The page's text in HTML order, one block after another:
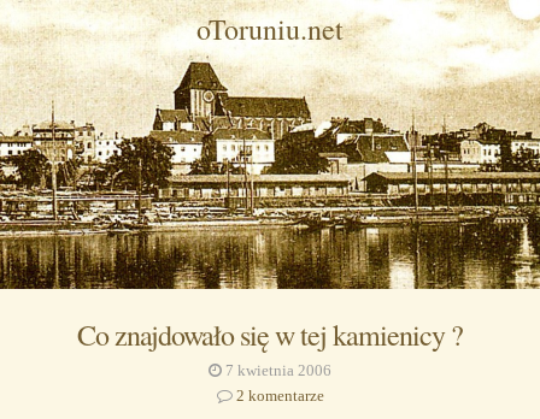
oToruniu.net
Co znajdowało się w tej kamienicy ?
7 kwietnia 2006
2 komentarze